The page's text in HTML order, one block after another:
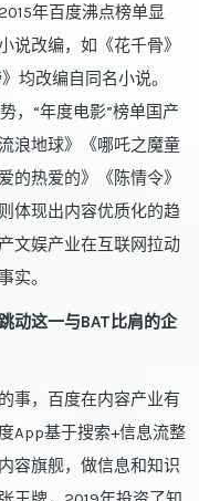
年百度沸点榜单显
说改编，如《花千骨》
均改编自同名小说。
，“年度电影”榜单国产
浪地球》《哪吒之魔童
的热爱的》《陈情令》
体现出内容优质化的趋
文娱产业在互联网拉动
实。
动这一与BAT比肩的企
事，百度在内容产业有
App基于搜索+信息流整
容旗舰，做信息和知识